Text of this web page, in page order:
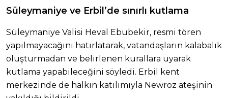
Süleymaniye ve Erbil’de sınırlı kutlama
Süleymaniye Valisi Heval Ebubekir, resmi tören
yapılmayacağını hatırlatarak, vatandaşların kalabalık
oluşturmadan ve belirlenen kurallara uyarak
kutlama yapabileceğini söyledi. Erbil kent
merkezinde de halkın katılımıyla Newroz ateşinin